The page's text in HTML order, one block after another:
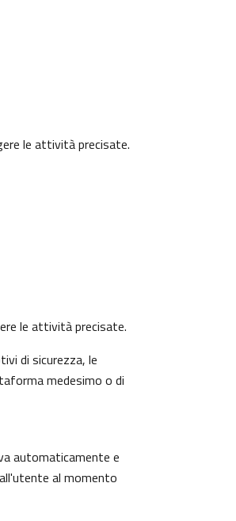
le attività precisate.
le attività precisate.
di sicurezza, le
medesimo o di
automaticamente e
al momento